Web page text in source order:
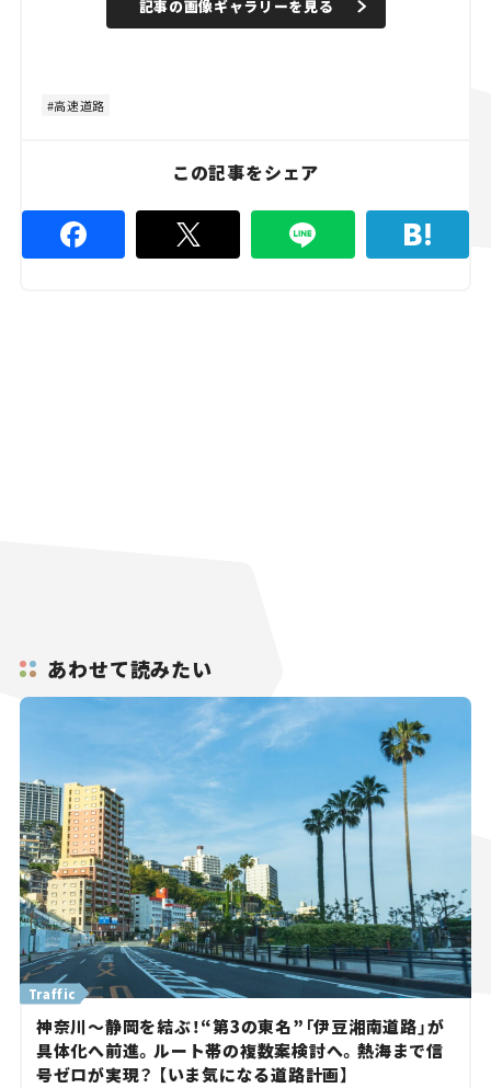
記事の画像ギャラリーを見る
高速道路
この記事をシェア
あわせて読みたい
Traffic
神奈川～静岡を結ぶ！“第3の東名”「伊豆湘南道路」が
具体化へ前進。ルート帯の複数案検討へ。熱海まで信
号ゼロが実現？ 【いま気になる道路計画】